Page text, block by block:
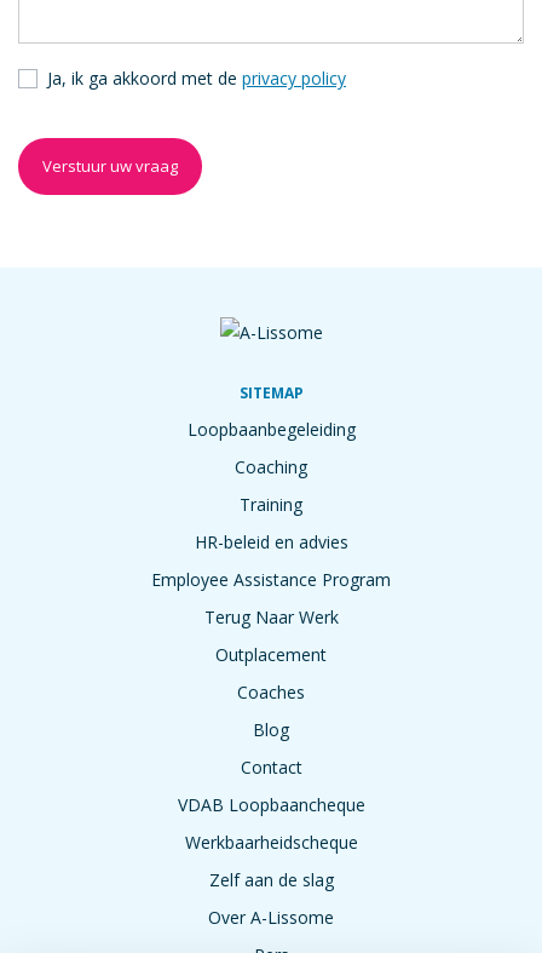
Ja, ik ga akkoord met de privacy policy
Verstuur uw vraag
SITEMAP
Loopbaanbegeleiding
Coaching
Training
HR-beleid en advies
Employee Assistance Program
Terug Naar Werk
Outplacement
Coaches
Blog
Contact
VDAB Loopbaancheque
Werkbaarheidscheque
Zelf aan de slag
Over A-Lissome